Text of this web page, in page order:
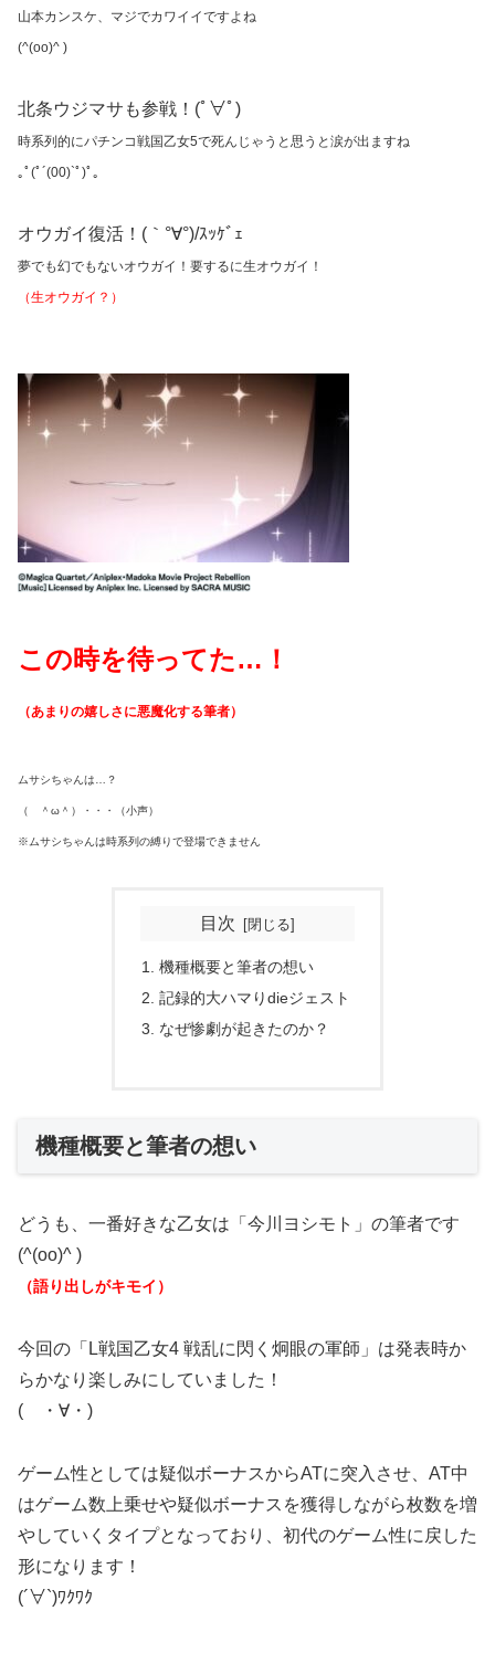
山本カンスケ、マジでカワイイですよね
(^(oo)^ )
北条ウジマサも参戦！(ﾟ∀ﾟ)
時系列的にパチンコ戦国乙女5で死んじゃうと思うと涙が出ますね
｡ﾟ(ﾟ´(00)`ﾟ)ﾟ｡
オウガイ復活！(｀°∀°)/ｽｯｹﾞｪ
夢でも幻でもないオウガイ！要するに生オウガイ！
（生オウガイ？）
この時を待ってた…！
（あまりの嬉しさに悪魔化する筆者）
ムサシちゃんは…？
（ ＾ω＾）・・・ （小声）
※ムサシちゃんは時系列の縛りで登場できません
目次
機種概要と筆者の想い
記録的大ハマりdieジェスト
なぜ惨劇が起きたのか？
機種概要と筆者の想い
どうも、一番好きな乙女は「今川ヨシモト」の筆者です
(^(oo)^ )
（語り出しがキモイ）
今回の「L戦国乙女4 戦乱に閃く炯眼の軍師」は発表時か
らかなり楽しみにしていました！
( ・∀・)
ゲーム性としては疑似ボーナスからATに突入させ、AT中
はゲーム数上乗せや疑似ボーナスを獲得しながら枚数を増
やしていくタイプとなっており、初代のゲーム性に戻した
形になります！
(´∀`)ﾜｸﾜｸ